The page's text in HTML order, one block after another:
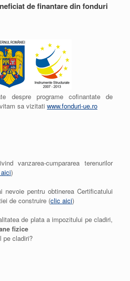
de finantare din fonduri
despre programe cofinantate de
sa vizitati www.fonduri-ue.ro
vanzarea-cumpararea terenurilor
)
nevoie pentru obtinerea Certificatului
de construire (clic aici)
de plata a impozitului pe cladiri,
fizice
pe cladiri?